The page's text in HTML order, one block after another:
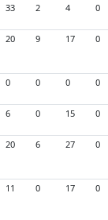
33 2 4 0
20 9 17 0
0 0 0 0
6 0 15 0
20 6 27 0
11 0 17 0